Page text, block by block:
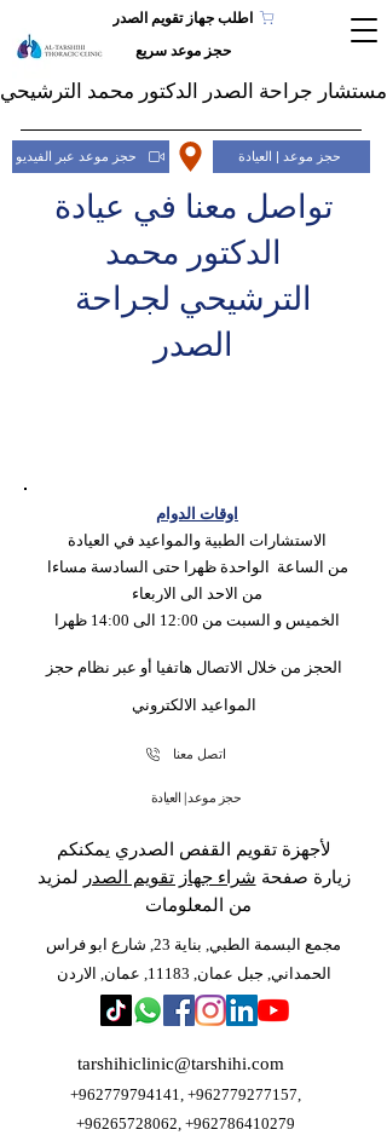
اطلب جهاز تقويم الصدر
مستشار جراحة الصدر الدكتور محمد الترشيحي
حجز موعد سريع
حجز موعد | العيادة حجز موعد عبر الفيديو
تواصل معنا في عيادة
الدكتور محمد
الترشيحي لجراحة
الصدر
اوقات الدوام
الاستشارات الطبية والمواعيد في العيادة
من الساعة الواحدة ظهرا حتى السادسة مساءا
من الاحد الى الاربعاء
الخميس و السبت من 12:00 الى 14:00 ظهرا
الحجز من خلال الاتصال هاتفيا أو عبر نظام حجز
المواعيد الالكتروني
اتصل معنا
حجز موعد | العيادة
لأجهزة تقويم القفص الصدري يمكنكم
زيارة صفحة شراء جهاز تقويم الصدر لمزيد
من المعلومات
مجمع البسمة الطبي, بناية 23, شارع ابو فراس
الحمداني, جبل عمان, 11183, عمان, الاردن
tarshihiclinic@tarshihi.com
+962779794141, +962779277157,
+96265728062, +962786410279